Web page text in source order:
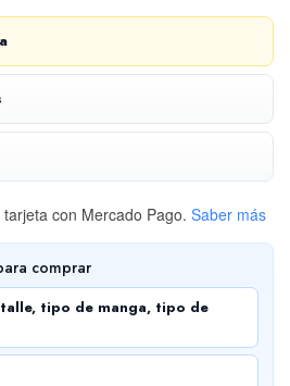
con Mercado Pago. Saber más
comprar
tipo de manga, tipo de